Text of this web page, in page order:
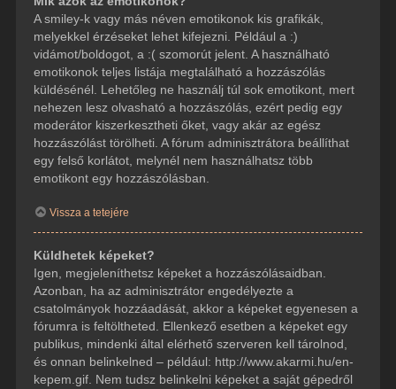
A smiley-k vagy más néven emotikonok kis grafikák,
melyekkel érzéseket lehet kifejezni. Például a :)
vidámot/boldogot, a :( szomorút jelent. A használható
emotikonok teljes listája megtalálható a hozzászólás
küldésénél. Lehetőleg ne használj túl sok emotikont, mert
nehezen lesz olvasható a hozzászólás, ezért pedig egy
moderátor kiszerkesztheti őket, vagy akár az egész
hozzászólást törölheti. A fórum adminisztrátora beállíthat
egy felső korlátot, melynél nem használhatsz több
emotikont egy hozzászólásban.
Vissza a tetejére
Küldhetek képeket?
Igen, megjeleníthetsz képeket a hozzászólásaidban.
Azonban, ha az adminisztrátor engedélyezte a
csatolmányok hozzáadását, akkor a képeket egyenesen a
fórumra is feltöltheted. Ellenkező esetben a képeket egy
publikus, mindenki által elérhető szerveren kell tárolnod,
és onnan belinkelned – például: http://www.akarmi.hu/en-
kepem.gif. Nem tudsz belinkelni képeket a saját gépedről